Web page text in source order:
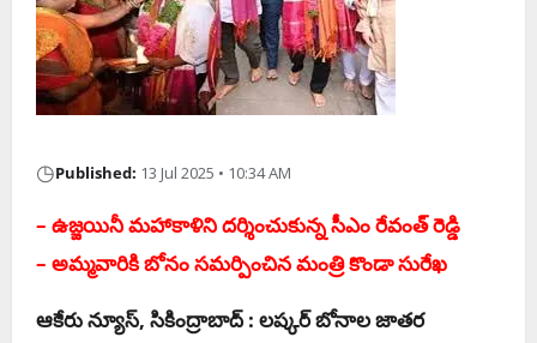
◷Published: 13 Jul 2025 • 10:34 AM
– ఉజ్జ‌యినీ మ‌హాకాళిని ద‌ర్శించుకున్న సీఎం రేవంత్ రెడ్డి
– అమ్మ‌వారికి బోనం స‌మ‌ర్పించిన మంత్రి కొండా సురేఖ‌
ఆకేరు న్యూస్‌, సికింద్రాబాద్ : ల‌ష్క‌ర్ బోనాల జాత‌ర